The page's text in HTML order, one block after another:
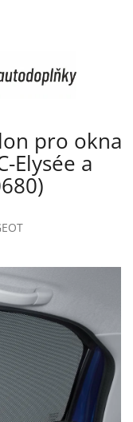
pro okna
Elysée a